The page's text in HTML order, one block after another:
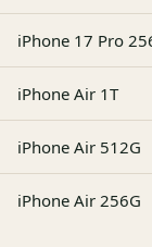
iPhone 17 Pro
iPhone Air 1T
iPhone Air 512G
iPhone Air 256G